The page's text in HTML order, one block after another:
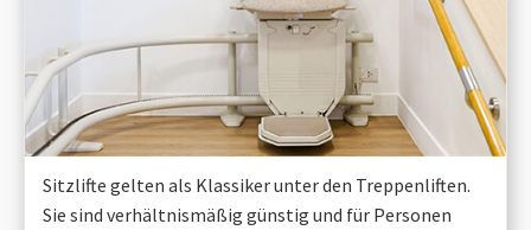
Sitzlifte gelten als Klassiker unter den Treppenliften.
Sie sind verhältnismäßig günstig und für Personen